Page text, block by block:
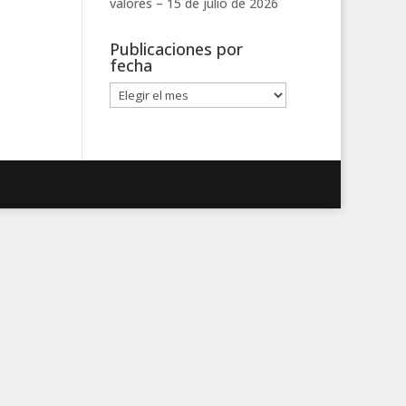
Publicaciones por
fecha
Publicaciones
por